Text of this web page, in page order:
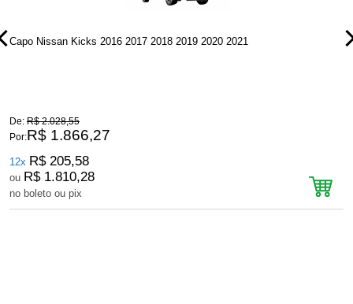
Capo Nissan Kicks 2016 2017 2018 2019 2020 2021
De: R$ 2.028,55
Por:R$ 1.866,27
12x R$ 205,58
ou R$ 1.810,28
no boleto ou pix